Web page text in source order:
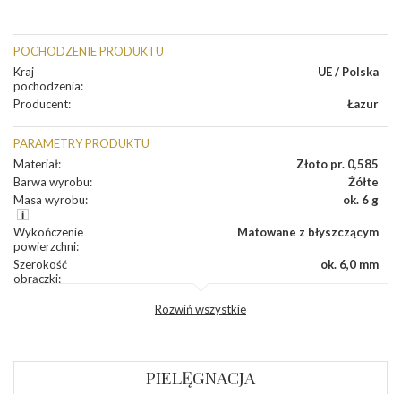
POCHODZENIE PRODUKTU
Kraj
pochodzenia:
UE / Polska
Producent: Łazur
PARAMETRY PRODUKTU
Materiał:
Złoto pr. 0,585
Barwa wyrobu:
Żółte
Masa wyrobu: ok. 6 g
Wykończenie
powierzchni:
Matowane z błyszczącym
Szerokość
obrączki:
ok. 6,0 mm
Rozwiń wszystkie
PIELĘGNACJA